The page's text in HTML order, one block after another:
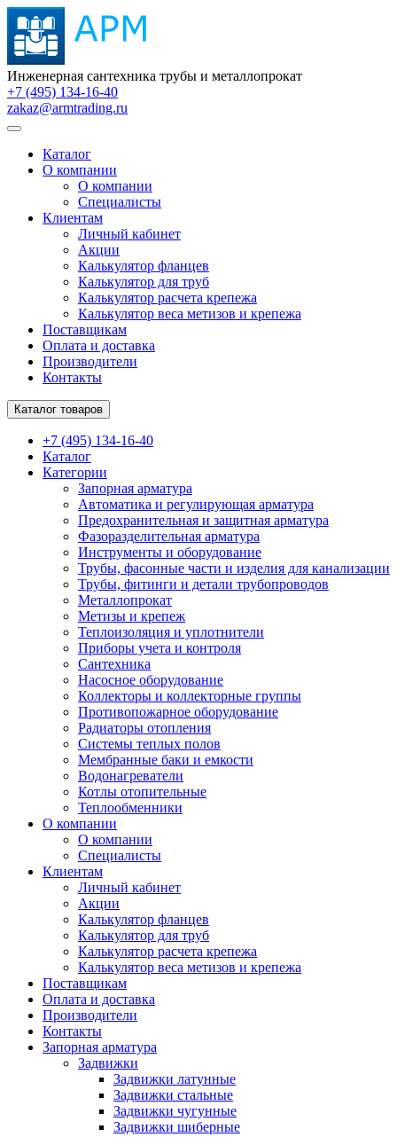
Инженерная сантехника трубы и металлопрокат
+7 (495) 134-16-40
zakaz@armtrading.ru
Каталог
О компании
О компании
Специалисты
Клиентам
Личный кабинет
Акции
Калькулятор фланцев
Калькулятор для труб
Калькулятор расчета крепежа
Калькулятор веса метизов и крепежа
Поставщикам
Оплата и доставка
Производители
Контакты
Каталог товаров
+7 (495) 134-16-40
Каталог
Категории
Запорная арматура
Автоматика и регулирующая арматура
Предохранительная и защитная арматура
Фазоразделительная арматура
Инструменты и оборудование
Трубы, фасонные части и изделия для канализации
Трубы, фитинги и детали трубопроводов
Металлопрокат
Метизы и крепеж
Теплоизоляция и уплотнители
Приборы учета и контроля
Сантехника
Насосное оборудование
Коллекторы и коллекторные группы
Противопожарное оборудование
Радиаторы отопления
Системы теплых полов
Мембранные баки и емкости
Водонагреватели
Котлы отопительные
Теплообменники
О компании
О компании
Специалисты
Клиентам
Личный кабинет
Акции
Калькулятор фланцев
Калькулятор для труб
Калькулятор расчета крепежа
Калькулятор веса метизов и крепежа
Поставщикам
Оплата и доставка
Производители
Контакты
Запорная арматура
Задвижки
Задвижки латунные
Задвижки стальные
Задвижки чугунные
Задвижки шиберные